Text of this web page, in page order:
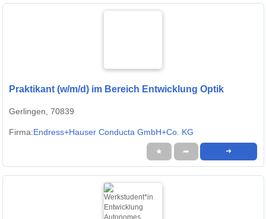
Praktikant (w/m/d) im Bereich Entwicklung Optik
Gerlingen, 70839
Firma:Endress+Hauser Conducta GmbH+Co. KG
★ ➦ ➜